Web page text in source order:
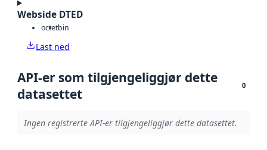
Webside DTED
octetbin
Last ned
API-er som tilgjengeliggjør dette
datasettet
0
Ingen registrerte API-er tilgjengeliggjør dette datasettet.